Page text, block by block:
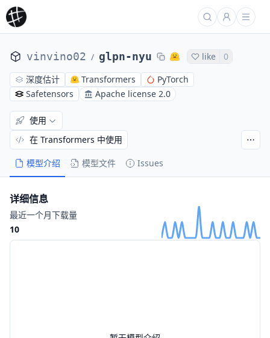
vinvino02 / glpn-nyu like
0
深度估计
Transformers
PyTorch
Safetensors
Apache license 2.0
模型介绍 模型文件 Issues
使用
在 Transformers 中使用
详细信息
最近一个月下载量
10